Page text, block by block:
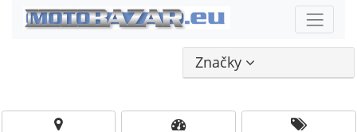
Značky